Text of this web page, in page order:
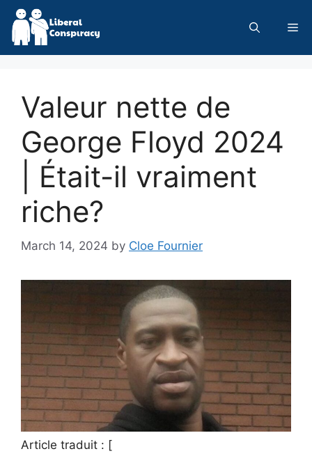
Skip
content
Valeur nette de
George Floyd 2024
| Était-il vraiment
riche?
March 14, 2024 by Cloe Fournier
Article traduit : [